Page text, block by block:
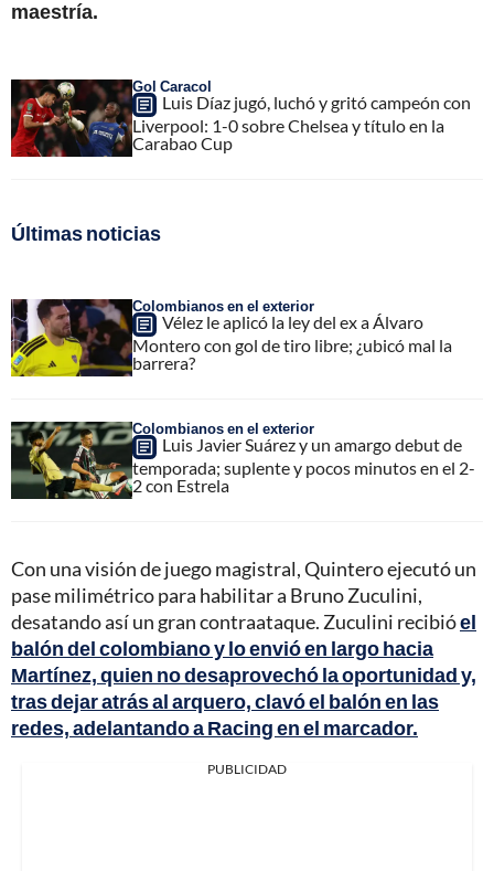
maestría.
Gol Caracol
Luis Díaz jugó, luchó y gritó campeón con
Liverpool: 1-0 sobre Chelsea y título en la
Carabao Cup
Últimas noticias
Colombianos en el exterior
Vélez le aplicó la ley del ex a Álvaro
Montero con gol de tiro libre; ¿ubicó mal la
barrera?
Colombianos en el exterior
Luis Javier Suárez y un amargo debut de
temporada; suplente y pocos minutos en el 2-
2 con Estrela
Con una visión de juego magistral, Quintero ejecutó un
pase milimétrico para habilitar a Bruno Zuculini,
desatando así un gran contraataque. Zuculini recibióel
balón del colombiano y lo envió en largo hacia
Martínez, quien no desaprovechó la oportunidad y,
tras dejar atrás al arquero, clavó el balón en las
redes, adelantando a Racing en el marcador.
PUBLICIDAD